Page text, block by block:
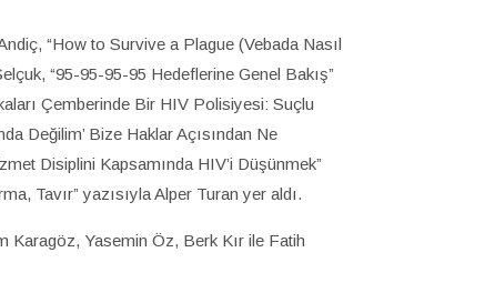
“How to Survive a Plague (Vebada Nasıl
“95-95-95-95 Hedeflerine Genel Bakış”
Çemberinde Bir HIV Polisiyesi: Suçlu
Değilim’ Bize Haklar Açısından Ne
Disiplini Kapsamında HIV’i Düşünmek”
Tavır” yazısıyla Alper Turan yer aldı.
Karagöz, Yasemin Öz, Berk Kır ile Fatih